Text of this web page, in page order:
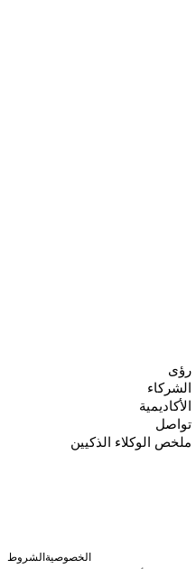
رؤى
الشركاء
الأكاديمية
تواصل
ملخص الوكلاء الذكيين
الخصوصيةالشروط